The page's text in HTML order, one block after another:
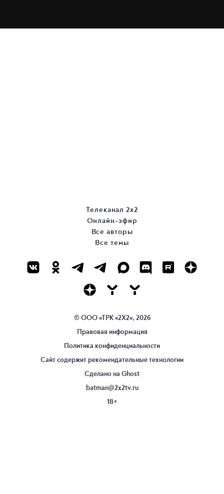
Телеканал 2х2
Онлайн-эфир
Все авторы
Все темы
© ООО «ТРК «2Х2», 2026
Правовая информация
Политика конфиденциальности
Сайт содержит рекомендательные технологии
Сделано на Ghost
batman@2x2tv.ru
18+